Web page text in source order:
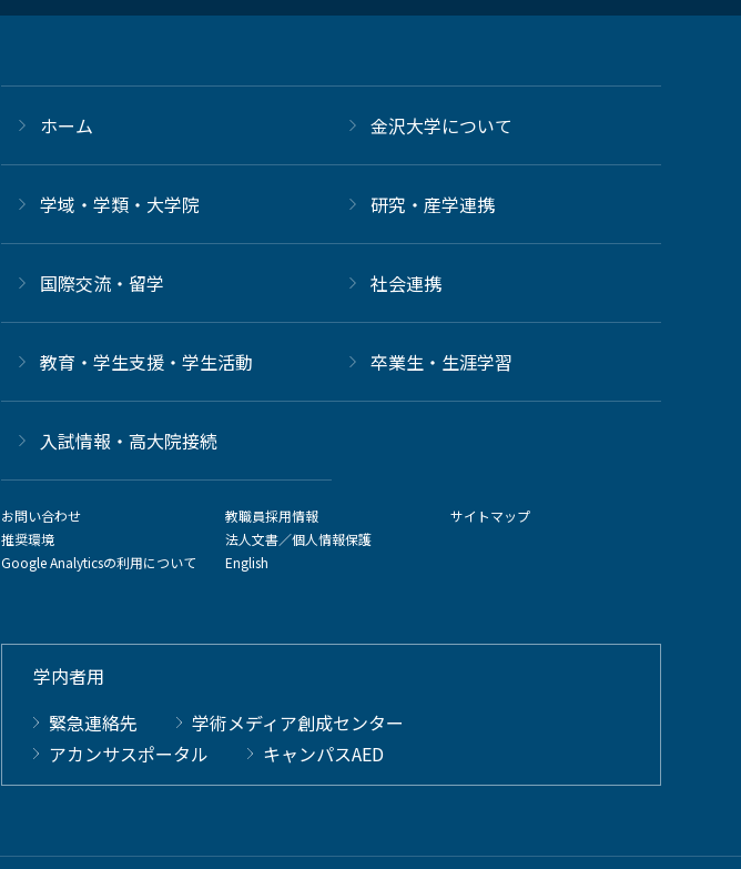
ホーム 金沢大学について
学域・学類・大学院 研究・産学連携
国際交流・留学 社会連携
教育・学生支援・学生活動 卒業生・生涯学習
⼊試情報・高大院接続
お問い合わせ
推奨環境
Google Analyticsの利用について
教職員採用情報
法人文書／個人情報保護
English
サイトマップ
学内者用
緊急連絡先
学術メディア創成センター
アカンサスポータル
キャンパスAED